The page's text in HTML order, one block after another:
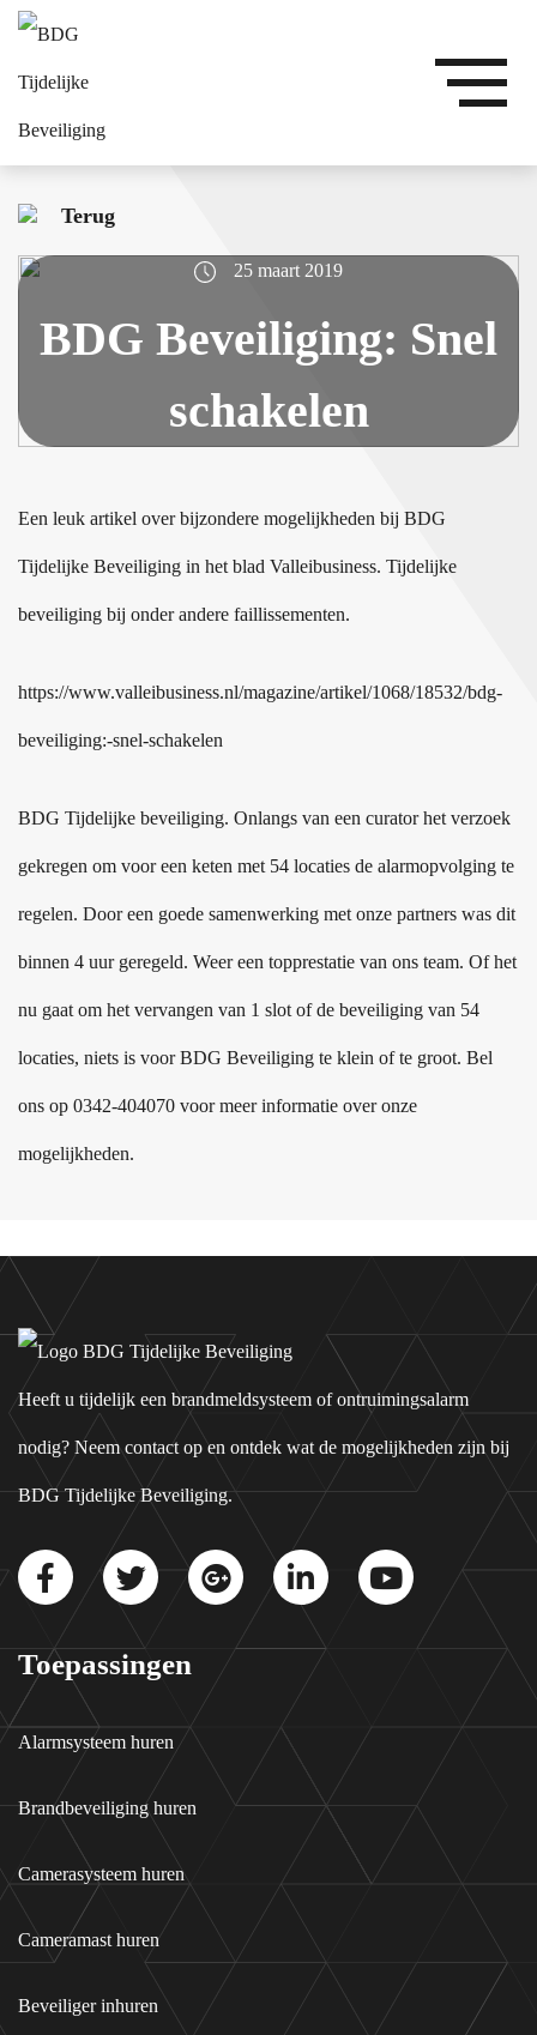
Terug
25 maart 2019
BDG Beveiliging: Snel
schakelen
Een leuk artikel over bijzondere mogelijkheden bij BDG
Tijdelijke Beveiliging in het blad Valleibusiness. Tijdelijke
beveiliging bij onder andere faillissementen.
https://www.valleibusiness.nl/magazine/artikel/1068/18532/bdg-
beveiliging:-snel-schakelen
BDG Tijdelijke beveiliging. Onlangs van een curator het verzoek
gekregen om voor een keten met 54 locaties de alarmopvolging te
regelen. Door een goede samenwerking met onze partners was dit
binnen 4 uur geregeld. Weer een topprestatie van ons team. Of het
nu gaat om het vervangen van 1 slot of de beveiliging van 54
locaties, niets is voor BDG Beveiliging te klein of te groot. Bel
ons op 0342-404070 voor meer informatie over onze
mogelijkheden.
Heeft u tijdelijk een brandmeldsysteem of ontruimingsalarm
nodig? Neem contact op en ontdek wat de mogelijkheden zijn bij
BDG Tijdelijke Beveiliging.
Toepassingen
Alarmsysteem huren
Brandbeveiliging huren
Camerasysteem huren
Cameramast huren
Beveiliger inhuren